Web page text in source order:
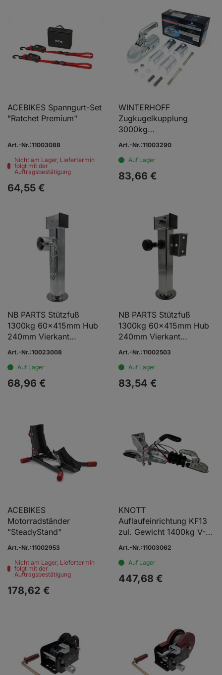
ACEBIKES Spanngurt-Set
"Ratchet Premium"
Art.-Nr.:11003088
Nicht am Lager, Liefertermin
folgt mit der
Auftragsbestätigung
64,55 €
WINTERHOFF
Zugkugelkupplung
3000kg
Ø35/40/45/50mm
Art.-Nr.:11003290
Auf Lager
83,66 €
NB PARTS Stützfuß
1300kg 60x415mm Hub
240mm Vierkant
schwenkbar mit
Art.-Nr.:10023008
Auf Lager
68,96 €
NB PARTS Stützfuß
1300kg 60x415mm Hub
240mm Vierkant
schwenkbar
Art.-Nr.:11002503
Auf Lager
83,54 €
ACEBIKES
Motorradständer
"SteadyStand"
Art.-Nr.:11002953
Nicht am Lager, Liefertermin
folgt mit der
Auftragsbestätigung
178,62 €
KNOTT
Auflaufeinrichtung KF13
zul. Gewicht 1400kg V-
Deichsel
Art.-Nr.:11003062
Auf Lager
447,68 €